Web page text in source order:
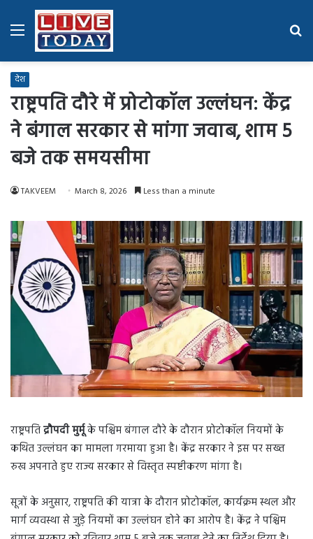
Menu
देश
राष्ट्रपति दौरे में प्रोटोकॉल उल्लंघन: केंद्र
ने बंगाल सरकार से मांगा जवाब, शाम 5
बजे तक समयसीमा
TAKVEEM March 8, 2026 Less than a minute
राष्ट्रपतिद्रौपदी मुर्मूके पश्चिम बंगाल दौरे के दौरान प्रोटोकॉल नियमों के
कथित उल्लंघन का मामला गरमाया हुआ है। केंद्र सरकार ने इस पर सख्त
रुख अपनाते हुए राज्य सरकार से विस्तृत स्पष्टीकरण मांगा है।
सूत्रों के अनुसार, राष्ट्रपति की यात्रा के दौरान प्रोटोकॉल, कार्यक्रम स्थल और
मार्ग व्यवस्था से जुड़े नियमों का उल्लंघन होने का आरोप है। केंद्र ने पश्चिम